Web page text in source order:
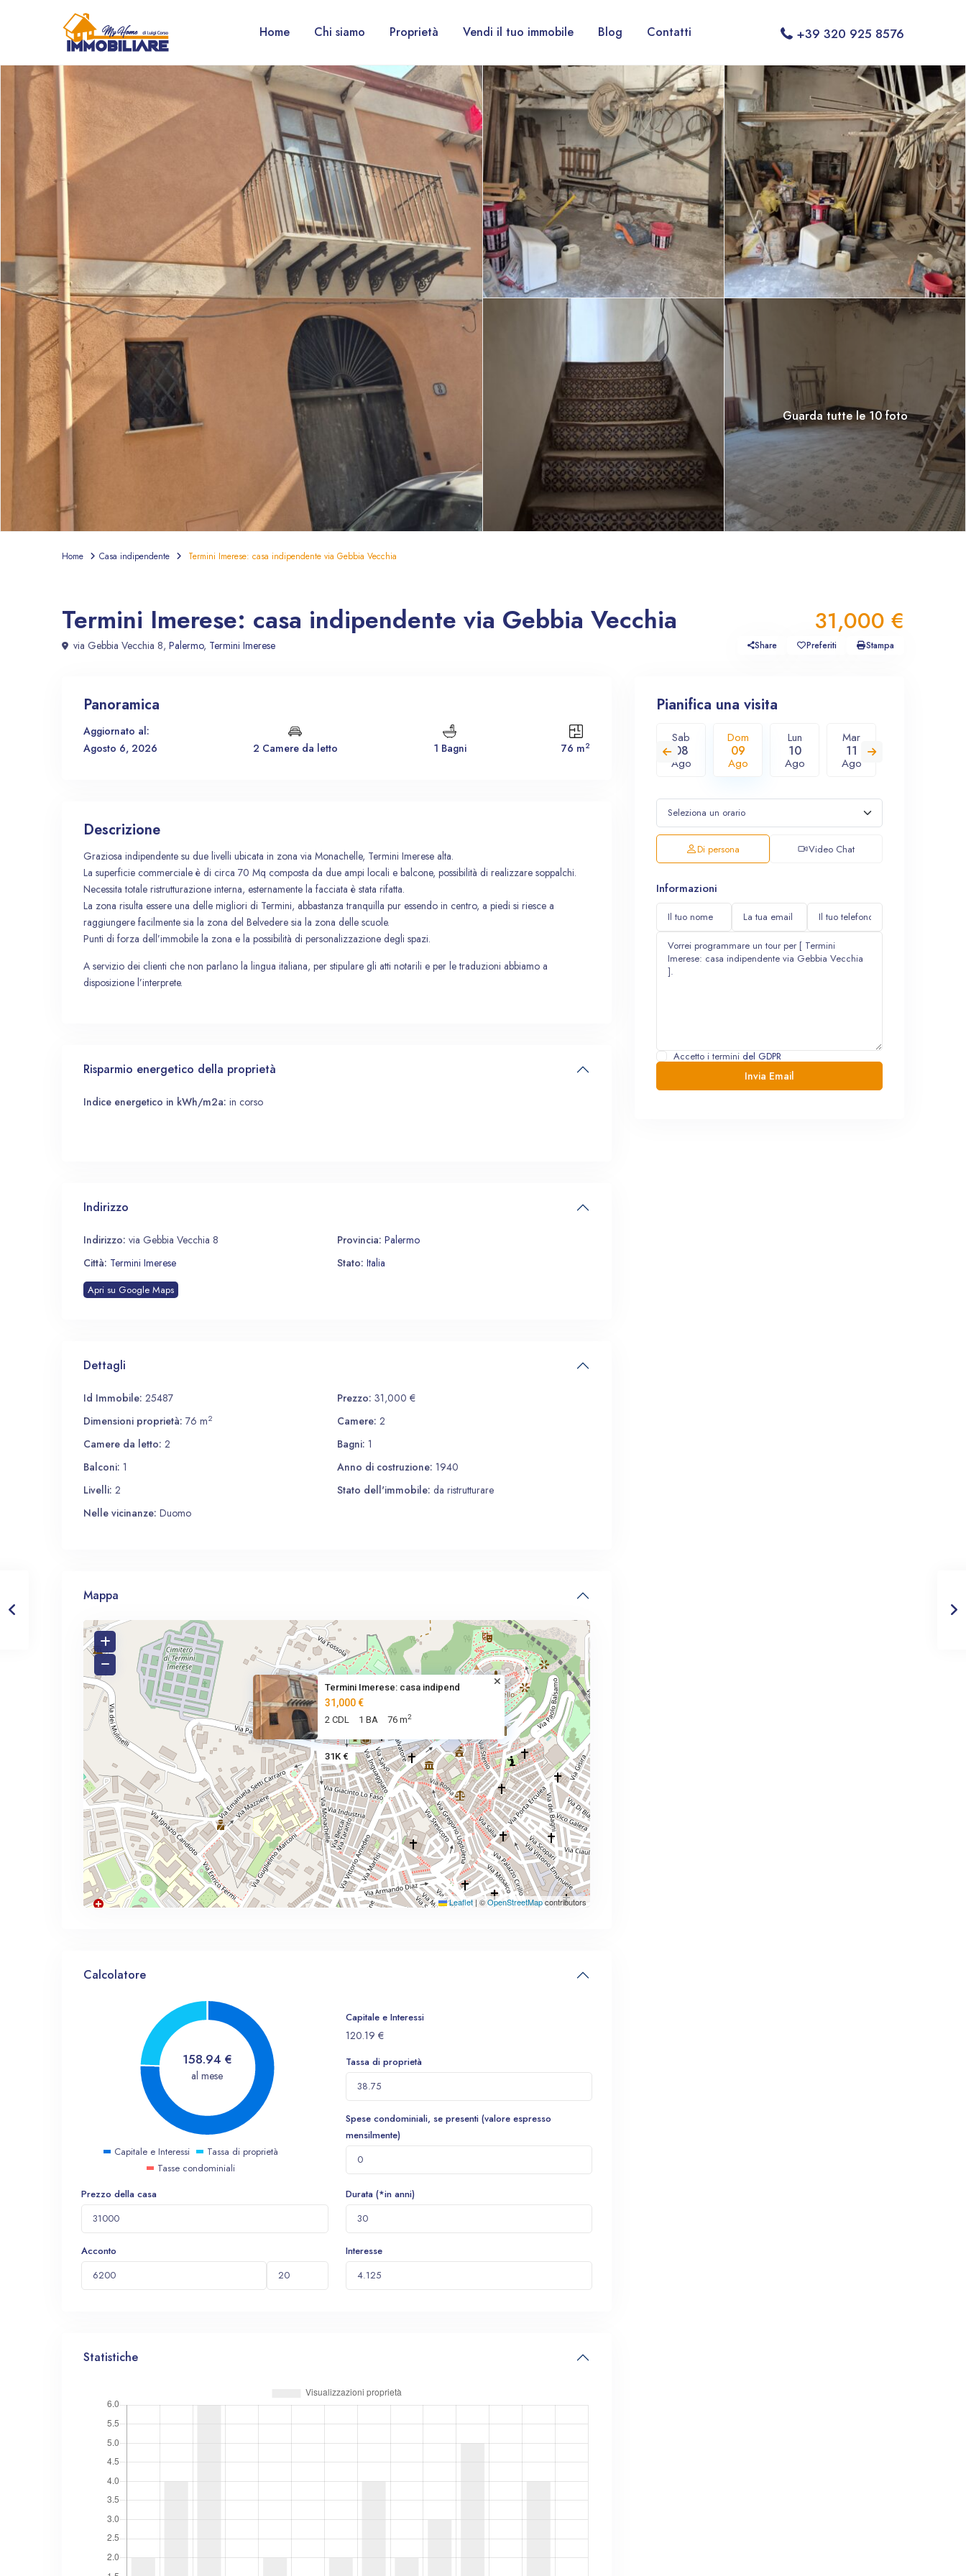
Home Chi siamo Proprietà Vendi il tuo immobile Blog Contatti +39 320 925 8576
Guarda tutte le 10 foto
Home Casa indipendente Termini Imerese: casa indipendente via Gebbia Vecchia
Termini Imerese: casa indipendente via Gebbia Vecchia 31,000 €
via Gebbia Vecchia 8, Palermo, Termini Imerese Share Preferiti Stampa
Panoramica
Aggiornato al:
Agosto 6, 2026
2 Camere da letto 1 Bagni 76 m2
Descrizione
Graziosa indipendente su due livelli ubicata in zona via Monachelle, Termini Imerese alta.
La superficie commerciale è di circa 70 Mq composta da due ampi locali e balcone, possibilità di realizzare soppalchi.
Necessita totale ristrutturazione interna, esternamente la facciata è stata rifatta.
La zona risulta essere una delle migliori di Termini, abbastanza tranquilla pur essendo in centro, a piedi si riesce a
raggiungere facilmente sia la zona del Belvedere sia la zona delle scuole.
Punti di forza dell’immobile la zona e la possibilità di personalizzazione degli spazi.
A servizio dei clienti che non parlano la lingua italiana, per stipulare gli atti notarili e per le traduzioni abbiamo a
disposizione l’interprete.
Risparmio energetico della proprietà
Indice energetico in kWh/m2a: in corso
Indirizzo
Indirizzo: via Gebbia Vecchia 8 Provincia: Palermo
Città: Termini Imerese Stato: Italia
Apri su Google Maps
Dettagli
Id Immobile: 25487 Prezzo: 31,000 €
Dimensioni proprietà: 76 m2 Camere: 2
Camere da letto: 2 Bagni: 1
Balconi: 1 Anno di costruzione: 1940
Livelli: 2 Stato dell'immobile: da ristrutturare
Nelle vicinanze: Duomo
Mappa
31K €
Termini Imerese: casa indipend
31,000 €
2 CDL 1 BA 76 m2
Leaflet | ©OpenStreetMapcontributors
Calcolatore
158.94 €
al mese
Capitale e Interessi
Tassa di proprietà
Tasse condominiali
Capitale e Interessi
120.19 €
Tassa di proprietà
Spese condominiali, se presenti (valore espresso
mensilmente)
Prezzo della casa
Acconto
Durata (*in anni)
Interesse
Statistiche
Pianifica una visita
Ven
14
Dom
16
Sab
08
Ago
Dom
09
Ago
Lun
10
Ago
Mar
11
Ago
Di persona Video Chat
Informazioni
Accetto i termini del GDPR